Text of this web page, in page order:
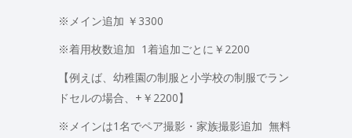
※メイン追加 ￥3300
※着用枚数追加 1着追加ごとに￥2200
【例えば、幼稚園の制服と小学校の制服でラン
ドセルの場合、+￥2200】
※メインは1名でペア撮影・家族撮影追加 無料